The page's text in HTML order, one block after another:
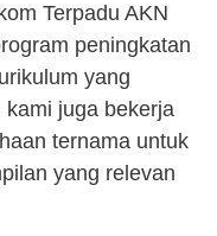
Terpadu AKN
peningkatan
yang
juga bekerja
ternama untuk
yang relevan